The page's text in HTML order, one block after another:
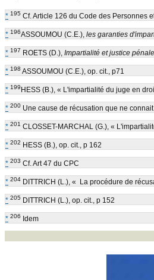
* 195 Cf. Article 126 du Code des Personnes
* 196ASSOUMOU (C.E.), les garanties
* 197 ROETS (D.), Impartialité et justice pénale
* 198 ASSOUMOU (C.E.), op. cit., p71
* 199 HESS (B.), « L'impartialité du juge en
* 200 Une cause de récusation que ne
* 201 CLOSSET-MARCHAL (G.), «
* 202 HESS (B.), op. cit., p 162
* 203 Cf. Art 47 du CPC
* 204 DITTRICH (L.), « La procédure de
* 205 DITTRICH (L.), op. cit., p 152
* 206 Idem